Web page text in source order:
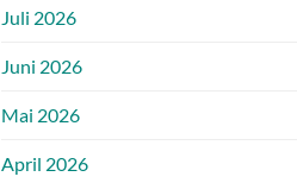
Juli 2026
Juni 2026
Mai 2026
April 2026